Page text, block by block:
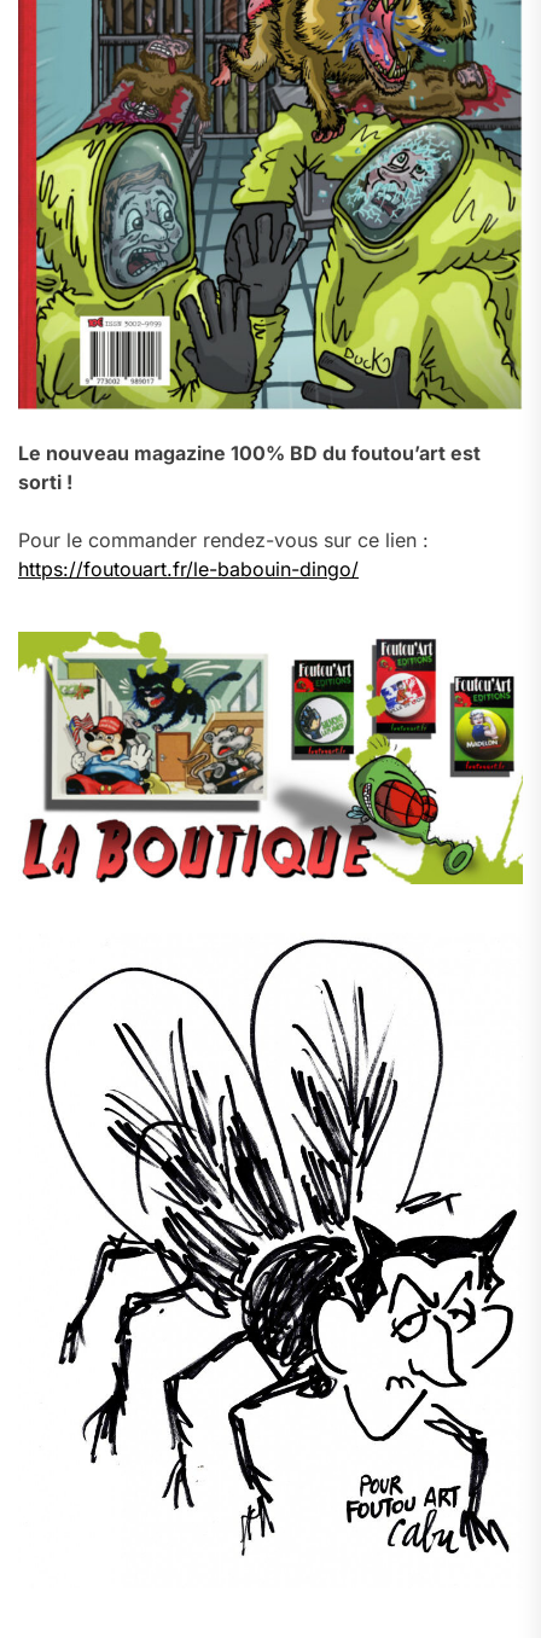
Le nouveau magazine 100% BD du foutou’art est
sorti !
Pour le commander rendez-vous sur ce lien :
https://foutouart.fr/le-babouin-dingo/